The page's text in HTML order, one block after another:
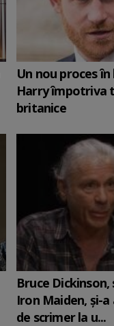
Un nou proces
Harry împotriva
britanice
Bruce
Iron Maiden, şi-
de scrimer la u...